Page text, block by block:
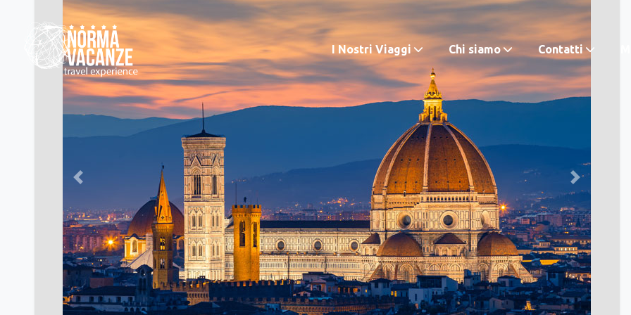
I Nostri Viaggi Chi siamo Contatti
Previous Next